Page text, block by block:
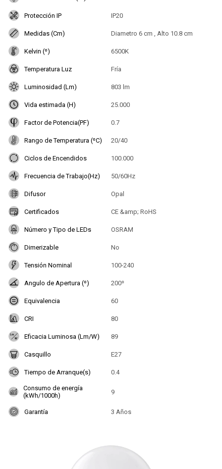
Protección IP IP20
Medidas (Cm) Diametro 6 cm , Alto 10.8 cm
Kelvin (º) 6500K
Temperatura Luz Fría
Luminosidad (Lm) 803 lm
Vida estimada (H) 25.000
Factor de Potencia(PF) 0.7
Rango de Temperatura (ºC) 20/40
Ciclos de Encendidos 100.000
Frecuencia de Trabajo(Hz) 50/60Hz
Difusor Opal
Certificados CE &amp; RoHS
Número y Tipo de LEDs OSRAM
Dimerizable No
Tensión Nominal 100-240
Angulo de Apertura (º) 200º
Equivalencia 60
CRI 80
Eficacia Luminosa (Lm/W) 89
Casquillo E27
Tiempo de Arranque(s) 0.4
Consumo de energía
(kWh/1000h)
9
Garantía 3 Años